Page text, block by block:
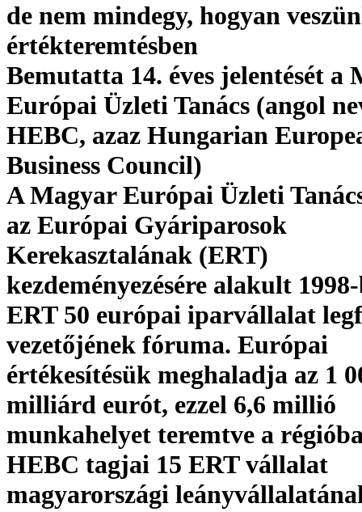
de nem mindegy, hogyan
értékteremtésben
Bemutatta 14. éves jelentését a
Európai Üzleti Tanács (angol
HEBC, azaz Hungarian
Business Council)
A Magyar Európai Üzleti
az Európai Gyáriparosok
Kerekasztalának (ERT)
kezdeményezésére alakult
ERT 50 európai iparvállalat
vezetőjének fóruma. Európai
értékesítésük meghaladja az 1
milliárd eurót, ezzel 6,6 millió
munkahelyet teremtve a
HEBC tagjai 15 ERT vállalat
magyarországi